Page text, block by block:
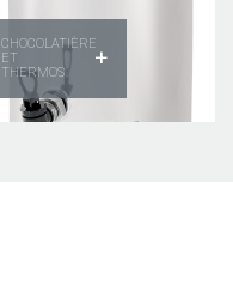
CHOCOLATIÈRE
ET
THERMOS
+